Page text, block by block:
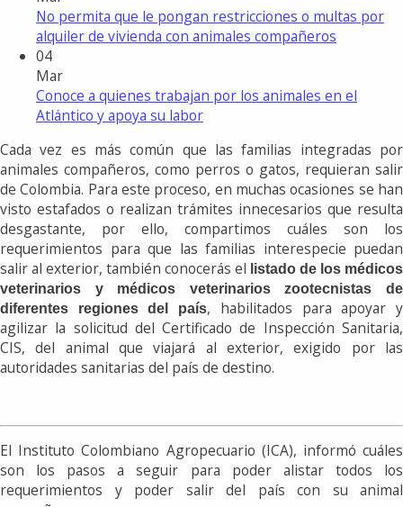
No permita que le pongan restricciones o multas por
alquiler de vivienda con animales compañeros
04
Mar
Conoce a quienes trabajan por los animales en el
Atlántico y apoya su labor
Cada vez es más común que las familias integradas por
animales compañeros, como perros o gatos, requieran salir
de Colombia. Para este proceso, en muchas ocasiones se han
visto estafados o realizan trámites innecesarios que resulta
desgastante, por ello, compartimos cuáles son los
requerimientos para que las familias interespecie puedan
salir al exterior, también conocerás el listado de los médicos
veterinarios y médicos veterinarios zootecnistas de
diferentes regiones del país, habilitados para apoyar y
agilizar la solicitud del Certificado de Inspección Sanitaria,
CIS, del animal que viajará al exterior, exigido por las
autoridades sanitarias del país de destino.
El Instituto Colombiano Agropecuario (ICA), informó cuáles
son los pasos a seguir para poder alistar todos los
requerimientos y poder salir del país con su animal